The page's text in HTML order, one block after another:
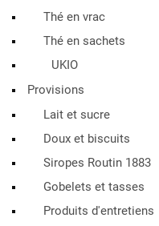
Thé en vrac
Thé en sachets
UKIO
Provisions
Lait et sucre
Doux et biscuits
Siropes Routin 1883
Gobelets et tasses
Produits d'entretiens